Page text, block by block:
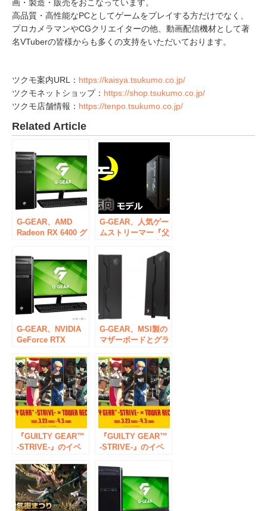
画・製造・販売をおこなっています。
高品質・高性能なPCとしてゲームをプレイする方だけでなく、
プロカメラマンやCGクリエイターの他、動画配信機材として著
名VTuberの皆様からも多くの支持をいただいております。
ツクモ案内URL： https://kaisya.tsukumo.co.jp/
ツクモネットショップ： https://shop.tsukumo.co.jp/
ツクモ店舗情報： https://tenpo.tsukumo.co.jp/
Related Article
G-GEAR、AMD
Radeon RX 6400 グ
したゲーミングPC
を発売
G-GEAR、人気ゲー
ムストリーマー『父
向』コラボの三日月
隊&玄人志向モデル
G-GEAR、NVIDIA
GeForce RTX
ーミングPCの新モ
デルを発売
G-GEAR、MSI製の
マザーボードとグラ
搭載したゲーミング
PC「G-GEAR
Powered by MSI」
の新モデルを発売
『GUILTY GEAR™
-STRIVE-』のイベ
GEAR™ -STRIVE-
POP UP SHOP in
TOWER
RECORDS」の開催
『GUILTY GEAR™
-STRIVE-』のイベ
GEAR™ -STRIVE-
POP UP SHOP in
TOWER
RECORDS」の開催